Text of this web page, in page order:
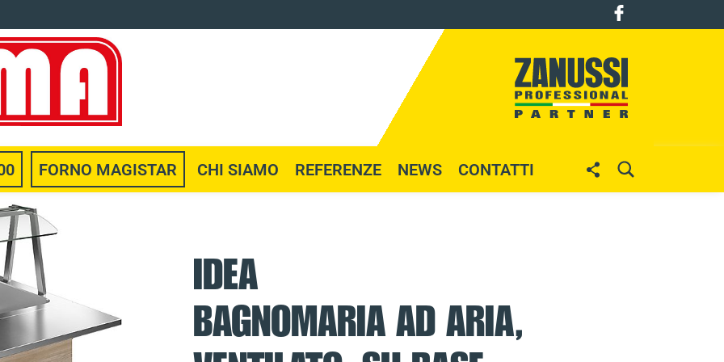
FORNO MAGISTAR CHI SIAMO REFERENZE NEWS CONTATTI
IDEA
BAGNOMARIA AD ARIA,